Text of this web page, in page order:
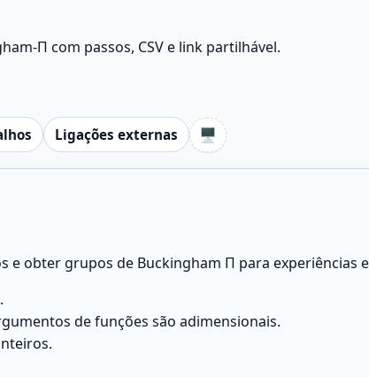
Ligações externas 🖥️
com passos, CSV e link partilhável.
obter grupos de Buckingham Π para experiências
de funções são adimensionais.